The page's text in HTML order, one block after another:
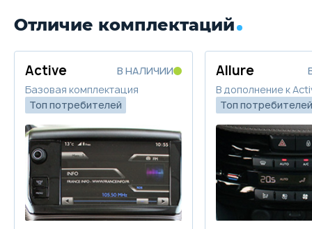
Trade-in
Забронировать
Отличие комплектаций
Active
В НАЛИЧИИ
Базовая комплектация
Топ потребителей
Allure
В дополнение к
Топ потребителей